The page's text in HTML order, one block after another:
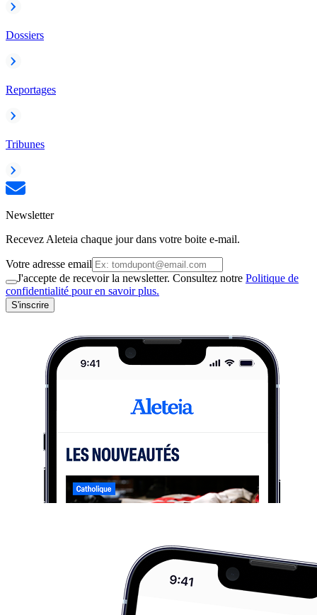
Dossiers
Reportages
Tribunes
Newsletter
Recevez Aleteia chaque jour dans votre boite e-mail.
Votre adresse email
J'accepte de recevoir la newsletter. Consultez notre Politique de
confidentialité pour en savoir plus.
S'inscrire